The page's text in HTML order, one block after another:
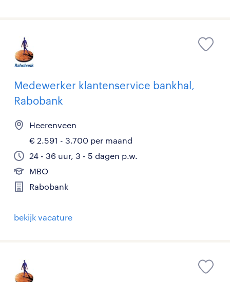
Medewerker klantenservice bankhal,
Rabobank
Heerenveen
€ 2.591 - 3.700 per maand
24 - 36 uur, 3 - 5 dagen p.w.
MBO
Rabobank
bekijk vacature